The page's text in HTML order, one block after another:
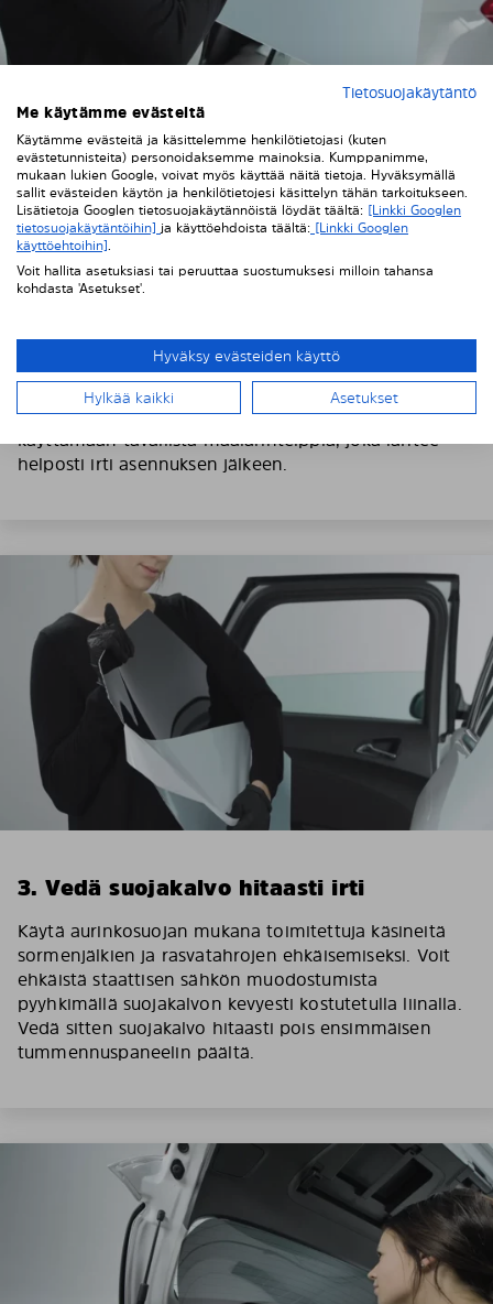
2. Puhdista auton ikkunat
Pyyhi huolellisesti kaikki auton lasien sisäpinnat,
mieluiten ikkunanpuhdistusaineella ja
mikrokuituliinalla. Pyyhi Solarplexius-paneelien
suojakalvo kevyesti kostutetulla liinalla mahdollisen
pölyn poistamiseksi.
Voit suojata auton sisustan asennuksen aikana
mahdollisesti syntyviltä naarmuilta kiinnittämällä
suojateippiä ikkunoiden ympärille. Suosittelemme
käyttämään tavallista maalarinteippiä, joka lähtee
helposti irti asennuksen jälkeen.
3. Vedä suojakalvo hitaasti irti
Käytä aurinkosuojan mukana toimitettuja käsineitä
sormenjälkien ja rasvatahrojen ehkäisemiseksi. Voit
ehkäistä staattisen sähkön muodostumista
pyyhkimällä suojakalvon kevyesti kostutetulla liinalla.
Vedä sitten suojakalvo hitaasti pois ensimmäisen
tummennuspaneelin päältä.
Tietosuojakäytäntö
Me käytämme evästeitä
Käytämme evästeitä ja käsittelemme henkilötietojasi (kuten
evästetunnisteita) personoidaksemme mainoksia. Kumppanimme,
mukaan lukien Google, voivat myös käyttää näitä tietoja. Hyväksymällä
sallit evästeiden käytön ja henkilötietojesi käsittelyn tähän tarkoitukseen.
Lisätietoja Googlen tietosuojakäytännöistä löydät täältä: [Linkki Googlen
tietosuojakäytäntöihin] ja käyttöehdoista täältä: [Linkki Googlen
käyttöehtoihin].
Voit hallita asetuksiasi tai peruuttaa suostumuksesi milloin tahansa
kohdasta 'Asetukset'.
Hyväksy evästeiden käyttö
Hylkää kaikki Asetukset